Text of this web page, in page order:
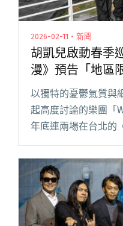
2026-02-11・新聞
胡凱兒啟動春季
漫》預告「地區
以獨特的憂鬱氣質與
起高度討論的樂團「
年底連兩場在台北的
殺完售佳績後，正式
巡迴《告別了春光爛
LI閱讀全文 "胡凱兒
漫》預告「地區限定